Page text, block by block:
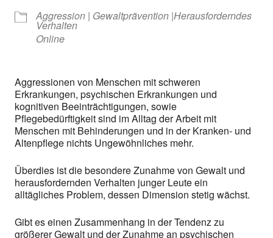
Aggression | Gewaltprävention |Herausforderndes
Verhalten
Online
Aggressionen von Menschen mit schweren
Erkrankungen, psychischen Erkrankungen und
kognitiven Beeinträchtigungen, sowie
Pflegebedürftigkeit sind im Alltag der Arbeit mit
Menschen mit Behinderungen und in der Kranken- und
Altenpflege nichts Ungewöhnliches mehr.
Überdies ist die besondere Zunahme von Gewalt und
herausfordernden Verhalten junger Leute ein
alltägliches Problem, dessen Dimension stetig wächst.
Gibt es einen Zusammenhang in der Tendenz zu
größerer Gewalt und der Zunahme an psychischen